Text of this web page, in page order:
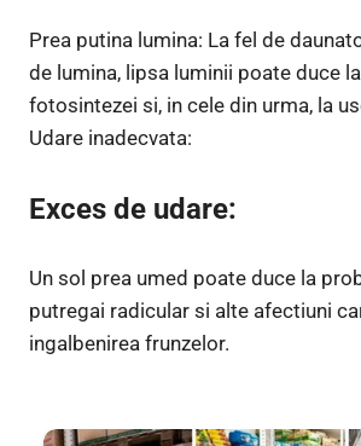
Prea putina lumina: La fel de
de lumina, lipsa luminii poate duce
fotosintezei si, in cele din urma, la
Udare inadecvata:
Exces de udare:
Un sol prea umed poate duce la
putregai radicular si alte afectiuni
ingalbenirea frunzelor.